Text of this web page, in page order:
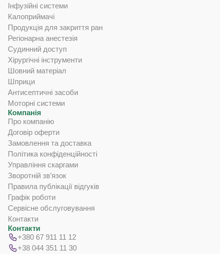
Інфузійні системи
Калоприймачі
Продукція для закриття ран
Регіонарна анестезія
Судинний доступ
Хірургічні інструменти
Шовний матеріал
Шприци
Антисептичні засоби
Моторні системи
Компанія
Про компанію
Договір оферти
Замовлення та доставка
Політика конфіденційності
Управління скаргами
Зворотній зв’язок
Правила публікації відгуків
Графік роботи
Сервісне обслуговування
Контакти
Контакти
+380 67 911 11 12
+38 044 351 11 30